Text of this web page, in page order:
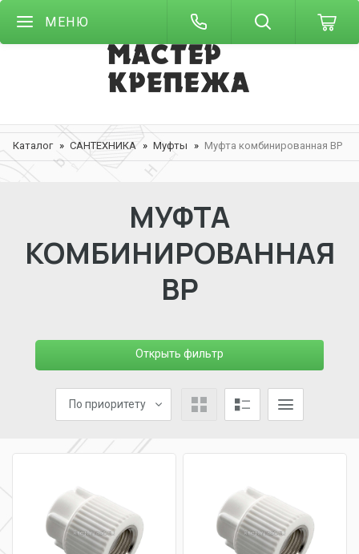
МЕНЮ
Каталог САНТЕХНИКА Муфты Муфта комбинированная ВР
МУФТА
КОМБИНИРОВАННАЯ
ВР
Открыть фильтр
По приоритету